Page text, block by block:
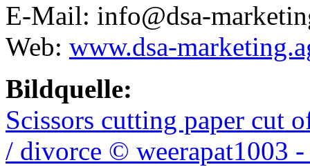
E-Mail: info@dsa-
Web: www.dsa-
Bildquelle:
Scissors cutting paper cut
/ divorce © weerapat1003